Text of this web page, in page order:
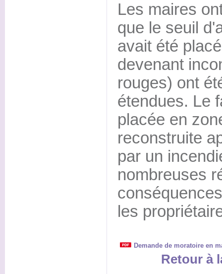
Les maires
que le seuil
avait été
devenant
rouges) ont
étendues. Le
placée en
reconstruite
par un
nombreuses
les
Demande de moratoire en
Retour à